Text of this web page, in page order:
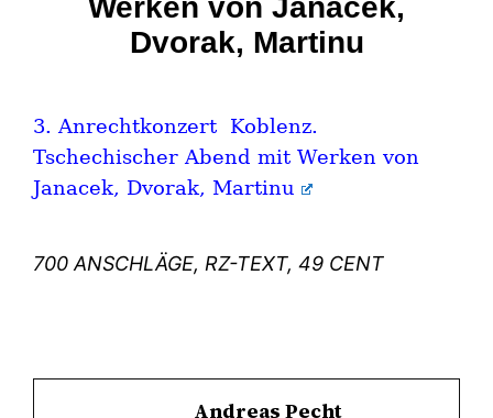
Dvorak, Martinu
3. Anrechtkonzert Koblenz.
Tschechischer Abend mit Werken von
Janacek, Dvorak, Martinu
700 ANSCHLÄGE, RZ-TEXT, 49 CENT
Andreas Pecht